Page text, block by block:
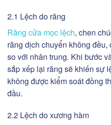
2.1 Lệch do răng
Răng cửa mọc lệch, chen
răng dịch chuyển không
so với nhân trung. Khi bước
sắp xếp lại răng sẽ khiến sự
không được kiểm soát đồng
đầu.
2.2 Lệch do xương hàm